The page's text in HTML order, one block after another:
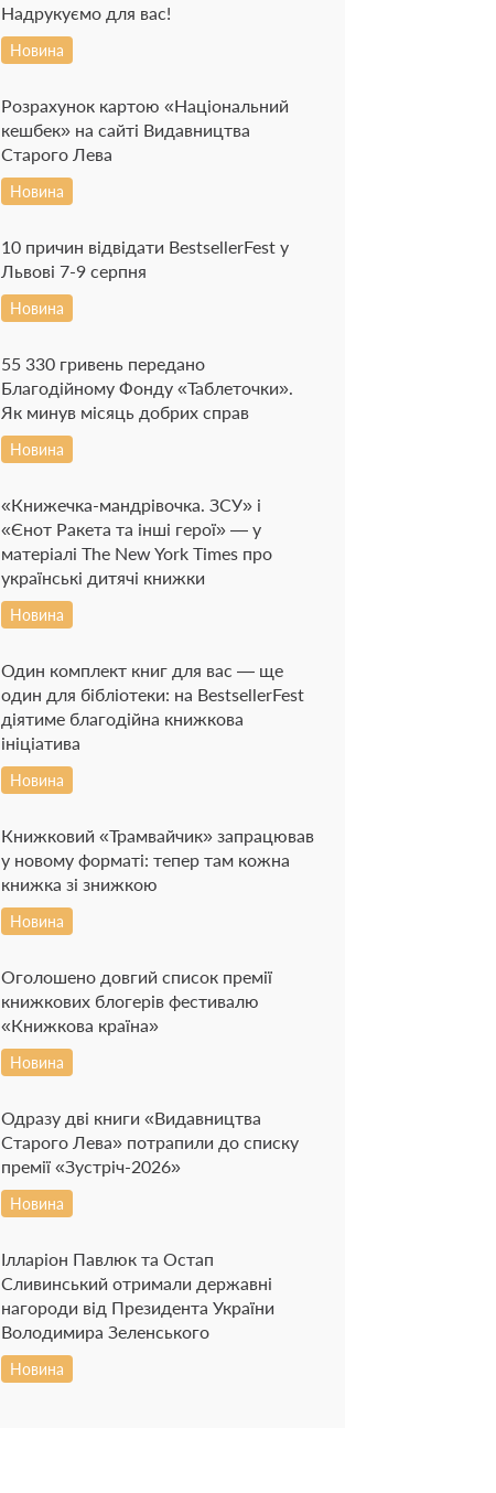
Надрукуємо для вас!
Новина
Розрахунок картою «Національний
кешбек» на сайті Видавництва
Старого Лева
Новина
10 причин відвідати BestsellerFest у
Львові 7-9 серпня
Новина
55 330 гривень передано
Благодійному Фонду «Таблеточки».
Як минув місяць добрих справ
Новина
«Книжечка-мандрівочка. ЗСУ» і
«Єнот Ракета та інші герої» — у
матеріалі The New York Times про
українські дитячі книжки
Новина
Один комплект книг для вас — ще
один для бібліотеки: на BestsellerFest
діятиме благодійна книжкова
ініціатива
Новина
Книжковий «Трамвайчик» запрацював
у новому форматі: тепер там кожна
книжка зі знижкою
Новина
Оголошено довгий список премії
книжкових блогерів фестивалю
«Книжкова країна»
Новина
Одразу дві книги «Видавництва
Старого Лева» потрапили до списку
премії «Зустріч-2026»
Новина
Ілларіон Павлюк та Остап
Сливинський отримали державні
нагороди від Президента України
Володимира Зеленського
Новина